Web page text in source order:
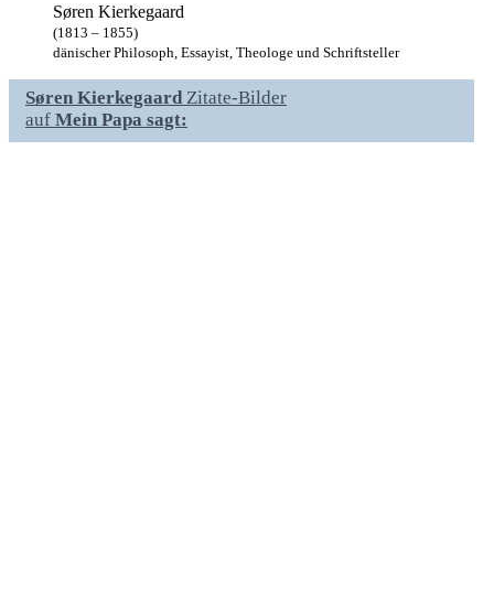
Søren Kierkegaard
(1813 – 1855)
dänischer Philosoph, Essayist, Theologe und Schriftsteller
Søren Kierkegaard Zitate-Bilder
auf Mein Papa sagt: